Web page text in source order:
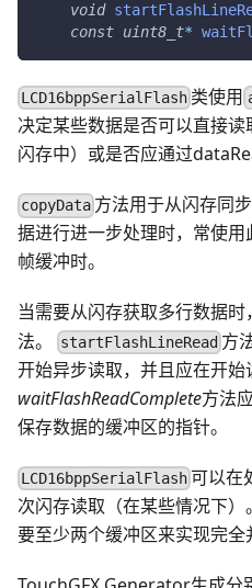
void
const uint8_t*
LCD16bppSerialFlash 类使用
决定某些数据是否可以直接
闪存中）或是否应通过
copyData 方法用于从闪存同
据进行进一步处理时，常使
帧缓冲时。
当需要从闪存获取多行数据时
法。 startFlashLineRead 方
开始异步读取，并且应在开始
waitFlashReadComplete方法
保存数据的缓冲区的指针。
LCD16bppSerialFlash 可以在
次闪存读取（在某些情况下
要至少两个缓冲区来实现完全